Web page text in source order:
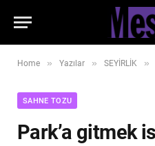
Home » Yazılar » SEYİRLİK »
SAHNE TOZU
Park’a gitmek